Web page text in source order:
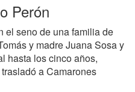
Perón
el seno de una familia de
y madre Juana Sosa y
hasta los cinco años,
a Camarones